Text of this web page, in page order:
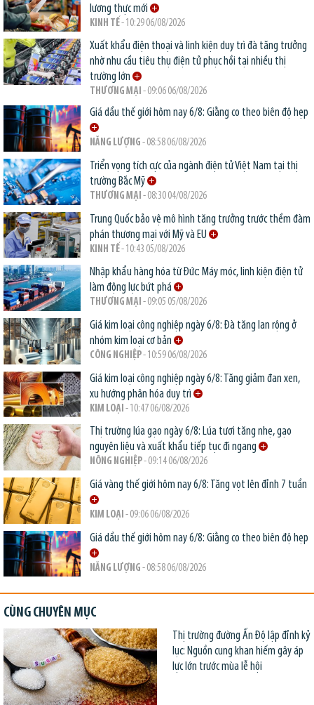
lương thực mới
KINH TẾ- 10:29 06/08/2026
Xuất khẩu điện thoại và linh kiện duy trì đà tăng trưởng
nhờ nhu cầu tiêu thụ điện tử phục hồi tại nhiều thị
trường lớn
THƯƠNG MẠI - 09:06 06/08/2026
Giá dầu thế giới hôm nay 6/8: Giằng co theo biên độ hẹp
NĂNG LƯỢNG - 08:58 06/08/2026
Triển vọng tích cực của ngành điện tử Việt Nam tại thị
trường Bắc Mỹ
THƯƠNG MẠI - 08:30 04/08/2026
Trung Quốc bảo vệ mô hình tăng trưởng trước thềm đàm
phán thương mại với Mỹ và EU
KINH TẾ- 10:43 05/08/2026
Nhập khẩu hàng hóa từ Đức: Máy móc, linh kiện điện tử
làm động lực bứt phá
THƯƠNG MẠI - 09:05 05/08/2026
Giá kim loại công nghiệp ngày 6/8: Đà tăng lan rộng ở
nhóm kim loại cơ bản
CÔNG NGHIỆP- 10:59 06/08/2026
Giá kim loại công nghiệp ngày 6/8: Tăng giảm đan xen,
xu hướng phân hóa duy trì
KIM LOẠI - 10:47 06/08/2026
Thị trường lúa gạo ngày 6/8: Lúa tươi tăng nhẹ, gạo
nguyên liệu và xuất khẩu tiếp tục đi ngang
NÔNG NGHIỆP- 09:14 06/08/2026
Giá vàng thế giới hôm nay 6/8: Tăng vọt lên đỉnh 7 tuần
KIM LOẠI - 09:06 06/08/2026
Giá dầu thế giới hôm nay 6/8: Giằng co theo biên độ hẹp
NĂNG LƯỢNG - 08:58 06/08/2026
CÙNG CHUYÊN MỤC
Thị trường đường Ấn Độ lập đỉnh kỷ
lục: Nguồn cung khan hiếm gây áp
lực lớn trước mùa lễ hội